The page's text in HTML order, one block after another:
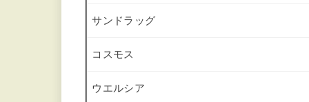
サンドラッグ
コスモス
ウエルシア